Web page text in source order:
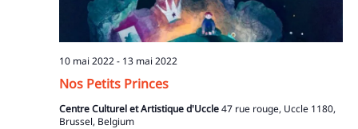
Nos Petits Princes
10 mai 2022- 13 mai 2022
Centre Culturel et Artistique d'Uccle47 rue rouge, Uccle 1180,
Brussel, Belgium
Recherche